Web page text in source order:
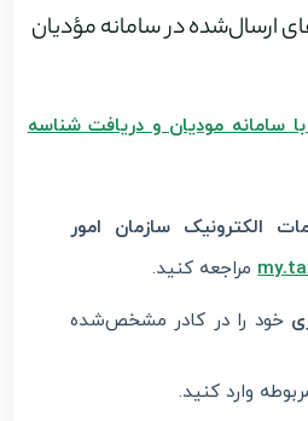
ارسال‌شده در سامانه مؤدیان
سامانه مودیان و دریافت شناسه
الکترونیک سازمان امور
مراجعه کنید.
خود را در کادر مشخص‌شده
وارد کنید.